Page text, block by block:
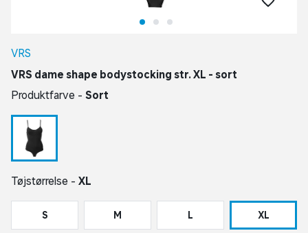
VRS
VRS dame shape bodystocking str. XL - sort
Produktfarve - Sort
Tøjstørrelse - XL
S M L XL